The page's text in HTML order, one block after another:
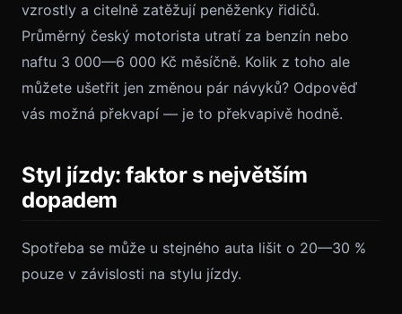
vzrostly a citelně zatěžují peněženky řidičů.
Průměrný český motorista utratí za benzín nebo
naftu 3 000—6 000 Kč měsíčně. Kolik z toho ale
můžete ušetřit jen změnou pár návyků? Odpověď
vás možná překvapí — je to překvapivě hodně.
Styl jízdy: faktor s největším
dopadem
Spotřeba se může u stejného auta lišit o 20—30 %
pouze v závislosti na stylu jízdy.